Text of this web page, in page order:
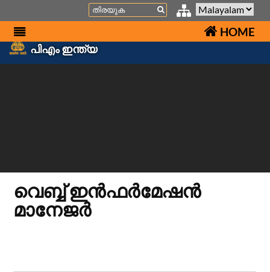
Search
HOME
പിഎം ഇന്ത്യ
വെബ്ബ് ഇൻഫർമേഷൻ
മാനേജർ